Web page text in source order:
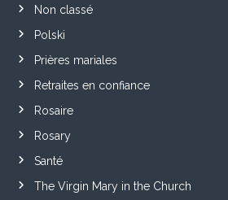
Non classé
Polski
Prières mariales
Retraites en confiance
Rosaire
Rosary
Santé
The Virgin Mary in the Church